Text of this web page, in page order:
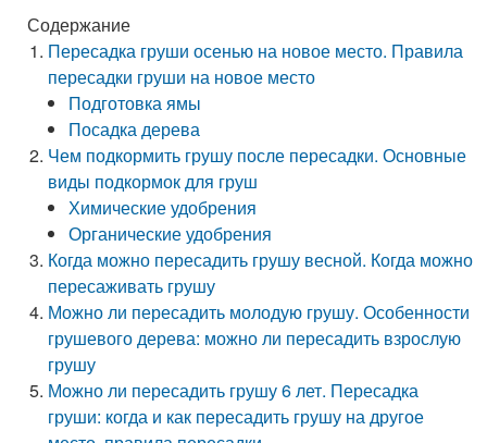
Содержание
Пересадка груши осенью на новое место. Правила
пересадки груши на новое место
Подготовка ямы
Посадка дерева
Чем подкормить грушу после пересадки. Основные
виды подкормок для груш
Химические удобрения
Органические удобрения
Когда можно пересадить грушу весной. Когда можно
пересаживать грушу
Можно ли пересадить молодую грушу. Особенности
грушевого дерева: можно ли пересадить взрослую
грушу
Можно ли пересадить грушу 6 лет. Пересадка
груши: когда и как пересадить грушу на другое